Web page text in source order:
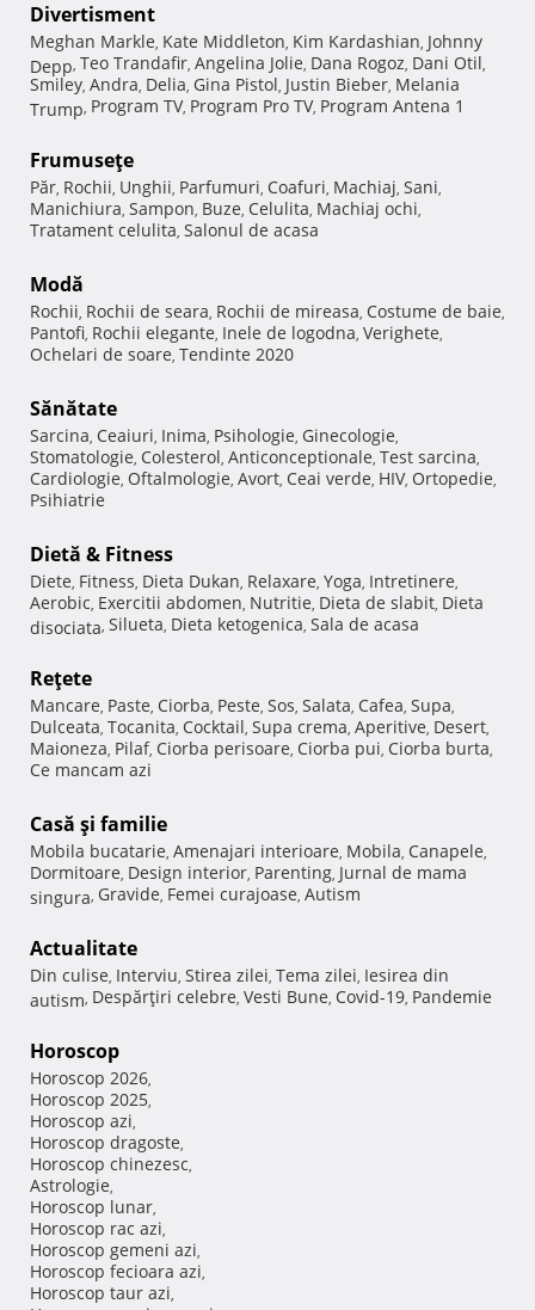
Divertisment
Meghan Markle, Kate Middleton, Kim Kardashian, Johnny
Depp, Teo Trandafir, Angelina Jolie, Dana Rogoz, Dani Otil,
Smiley, Andra, Delia, Gina Pistol, Justin Bieber, Melania
Trump, Program TV, Program Pro TV, Program Antena 1
Frumuseţe
Păr, Rochii, Unghii, Parfumuri, Coafuri, Machiaj, Sani,
Manichiura, Sampon, Buze, Celulita, Machiaj ochi,
Tratament celulita, Salonul de acasa
Modă
Rochii, Rochii de seara, Rochii de mireasa, Costume de baie,
Pantofi, Rochii elegante, Inele de logodna, Verighete,
Ochelari de soare, Tendinte 2020
Sănătate
Sarcina, Ceaiuri, Inima, Psihologie, Ginecologie,
Stomatologie, Colesterol, Anticonceptionale, Test sarcina,
Cardiologie, Oftalmologie, Avort, Ceai verde, HIV, Ortopedie,
Psihiatrie
Dietă & Fitness
Diete, Fitness, Dieta Dukan, Relaxare, Yoga, Intretinere,
Aerobic, Exercitii abdomen, Nutritie, Dieta de slabit, Dieta
disociata, Silueta, Dieta ketogenica, Sala de acasa
Reţete
Mancare, Paste, Ciorba, Peste, Sos, Salata, Cafea, Supa,
Dulceata, Tocanita, Cocktail, Supa crema, Aperitive, Desert,
Maioneza, Pilaf, Ciorba perisoare, Ciorba pui, Ciorba burta,
Ce mancam azi
Casă şi familie
Mobila bucatarie, Amenajari interioare, Mobila, Canapele,
Dormitoare, Design interior, Parenting, Jurnal de mama
singura, Gravide, Femei curajoase, Autism
Actualitate
Din culise, Interviu, Stirea zilei, Tema zilei, Iesirea din
autism, Despărţiri celebre, Vesti Bune, Covid-19, Pandemie
Horoscop
Horoscop 2026,
Horoscop 2025,
Horoscop azi,
Horoscop dragoste,
Horoscop chinezesc,
Astrologie,
Horoscop lunar,
Horoscop rac azi,
Horoscop gemeni azi,
Horoscop fecioara azi,
Horoscop taur azi,